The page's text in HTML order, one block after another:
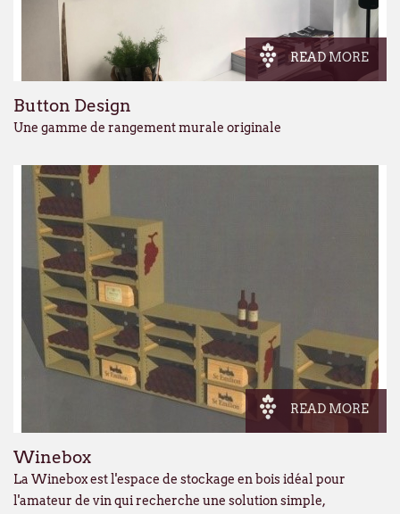
READ MORE
Button Design
Une gamme de rangement murale originale
READ MORE
Winebox
La Winebox est l'espace de stockage en bois idéal pour
l'amateur de vin qui recherche une solution simple,